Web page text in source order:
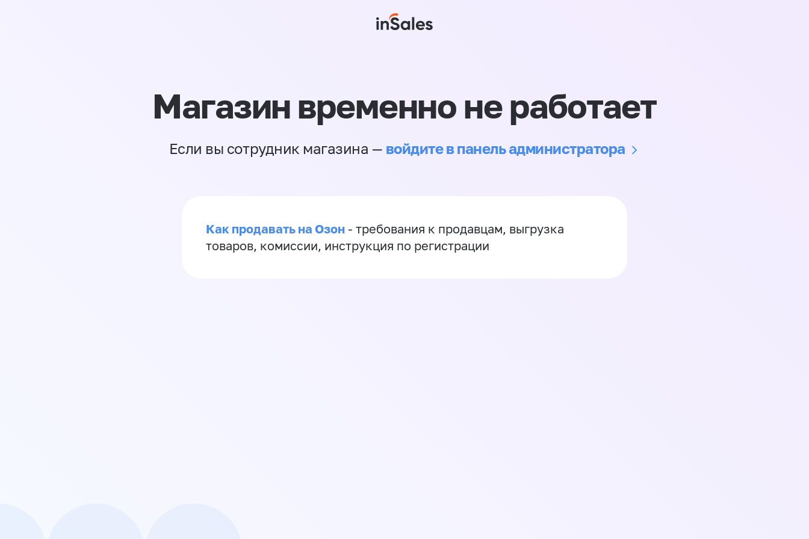
Магазин временно не работает
Если вы сотрудник магазина — войдите в панель администратора
Как продавать на Озон - требования к продавцам, выгрузка
товаров, комиссии, инструкция по регистрации